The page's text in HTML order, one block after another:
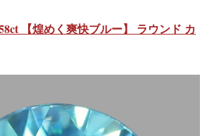
【煌めく爽快ブルー】 ラウンド カ